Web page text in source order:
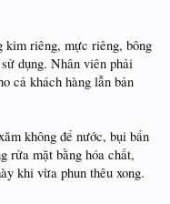
kim riêng, mực riêng, bông
dụng. Nhân viên phải
cả khách hàng lẫn bản
không để nước, bụi bẩn
rửa mặt bằng hóa chất,
khi vừa phun thêu xong.